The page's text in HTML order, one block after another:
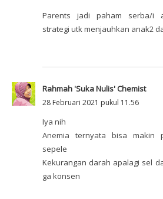
Parents jadi paham serba/i
strategi utk menjauhkan anak2
Rahmah 'Suka Nulis' Chemist
28 Februari 2021 pukul 11.56
Iya nih
Anemia ternyata bisa makin
sepele
Kekurangan darah apalagi sel
ga konsen